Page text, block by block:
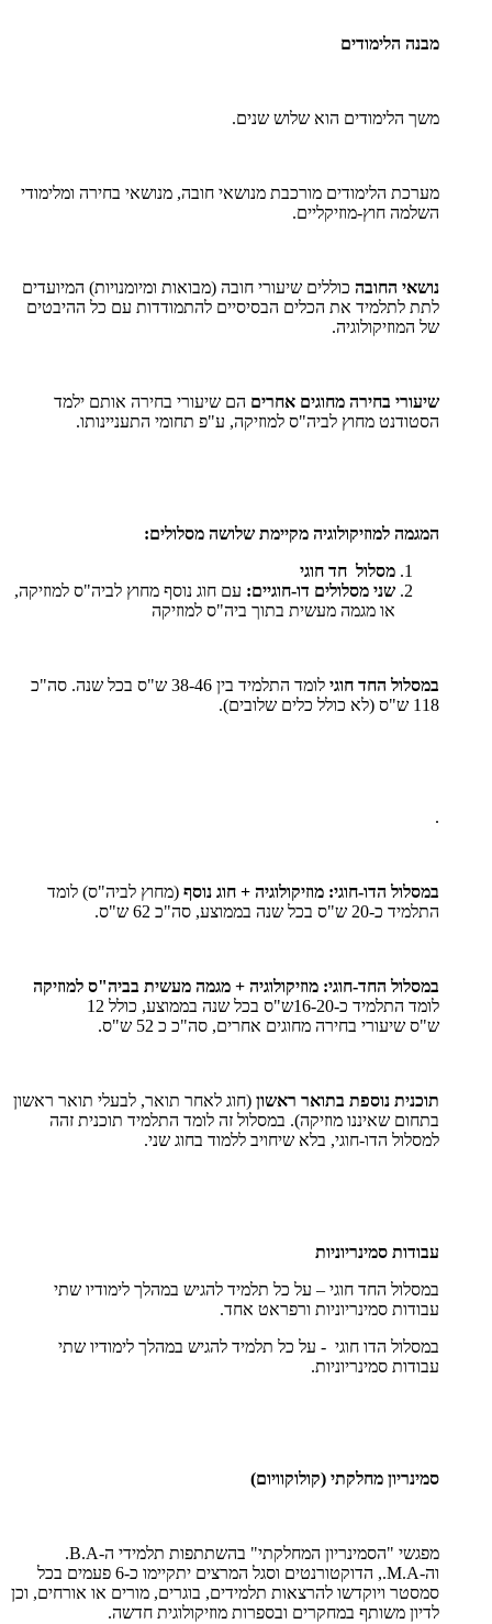
מבנה הלימודים
משך הלימודים הוא שלוש שנים.
מערכת הלימודים מורכבת מנושאי חובה, מנושאי בחירה ומלימודי
השלמה חוץ-מוזיקליים.
נושאי החובה כוללים שיעורי חובה (מבואות ומיומנויות) המיועדים
לתת לתלמיד את הכלים הבסיסיים להתמודדות עם כל ההיבטים
של המוזיקולוגיה.
שיעורי בחירה מחוגים אחרים הם שיעורי בחירה אותם ילמד
הסטודנט מחוץ לביה"ס למוזיקה, ע"פ תחומי התעניינותו.
המגמה למוזיקולוגיה מקיימת שלושה מסלולים:
מסלול חד חוגי
שני מסלולים דו-חוגיים: עם חוג נוסף מחוץ לביה"ס למוזיקה,
או מגמה מעשית בתוך ביה"ס למוזיקה
במסלול החד חוגי
לומד התלמיד בין 38-46 ש"ס בכל שנה. סה"כ
118 ש"ס (לא כולל כלים שלובים).
.
במסלול הדו-חוגי: מוזיקולוגיה + חוג נוסף (מחוץ לביה"ס) לומד
התלמיד כ-20 ש"ס בכל שנה בממוצע, סה"כ 62 ש"ס.
במסלול החד-חוגי: מוזיקולוגיה + מגמה מעשית בביה"ס למוזיקה
לומד התלמיד כ-16-20ש"ס בכל שנה בממוצע, כולל 12
ש"ס שיעורי בחירה מחוגים אחרים, סה"כ כ 52 ש"ס.
תוכנית נוספת בתואר ראשון (חוג לאחר תואר, לבעלי תואר ראשון
בתחום שאיננו מוזיקה). במסלול זה לומד התלמיד תוכנית זהה
למסלול הדו-חוגי, בלא שיחויב ללמוד בחוג שני.
עבודות סמינריוניות
במסלול החד חוגי – על כל תלמיד להגיש במהלך לימודיו שתי
עבודות סמינריוניות ורפראט אחד.
במסלול הדו חוגי - על כל תלמיד להגיש במהלך לימודיו שתי
עבודות סמינריוניות.
סמינריון מחלקתי (קולוקוויום)
מפגשי "הסמינריון המחלקתי" בהשתתפות תלמידי ה-B.A
.
וה-M.A
., הדוקטורנטים וסגל המרצים יתקיימו כ-6 פעמים בכל
סמסטר ויוקדשו להרצאות תלמידים, בוגרים, מורים או אורחים, וכן
לדיון משותף במחקרים ובספרות מוזיקולוגית חדשה.